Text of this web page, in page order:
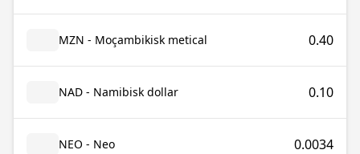
MZN - Moçambikisk metical 0.40
NAD - Namibisk dollar 0.10
NEO - Neo 0.0034